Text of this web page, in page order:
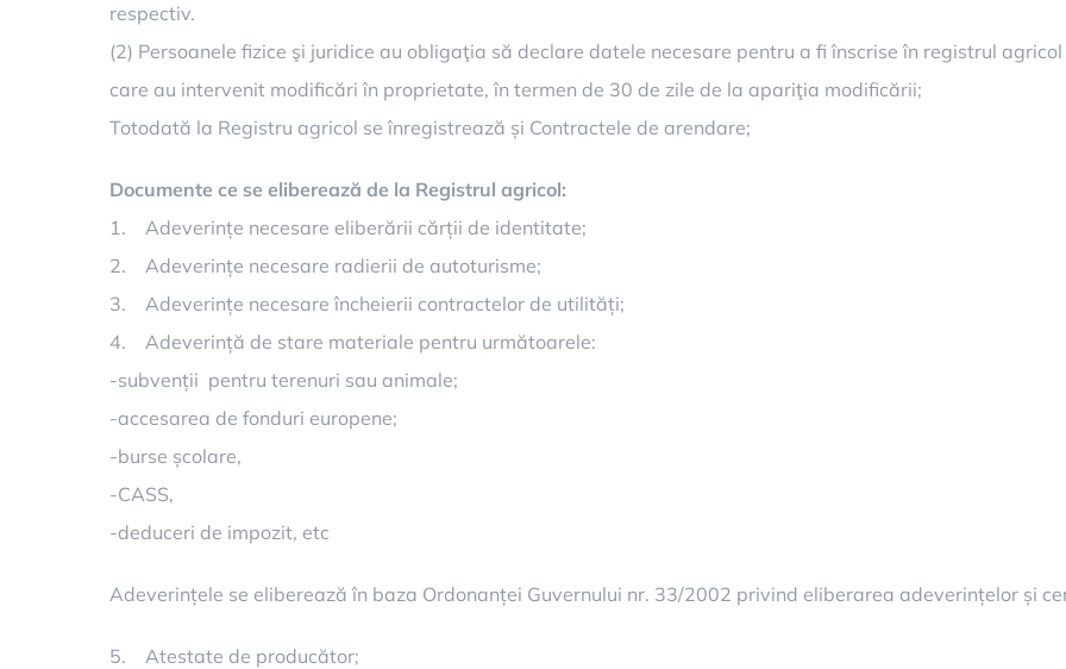
respectiv.
(2) Persoanele fizice şi juridice au obligaţia să declare datele necesare pentru a fi înscrise în registrul
care au intervenit modificări în proprietate, în termen de 30 de zile de la apariţia modificării;
Totodată la Registru agricol se înregistrează și Contractele de arendare;
Documente ce se eliberează de la Registrul agricol:
1. Adeverințe necesare eliberării cărții de identitate;
2. Adeverințe necesare radierii de autoturisme;
3. Adeverințe necesare încheierii contractelor de utilități;
4. Adeverință de stare materiale pentru următoarele:
-subvenții pentru terenuri sau animale;
-accesarea de fonduri europene;
-burse școlare,
-CASS,
-deduceri de impozit, etc
Adeverințele se eliberează în baza Ordonanței Guvernului nr. 33/2002 privind eliberarea adeverințelor și
5. Atestate de producător;